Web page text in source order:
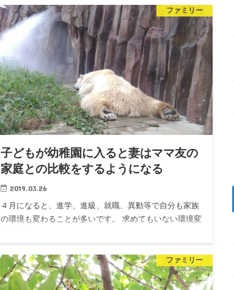
ファミリー
子どもが幼稚園に入ると妻はママ友の
家庭との比較をするようになる
2019.03.26
４月になると、進学、進級、就職、異動等で自分も家族
の環境も変わることが多いです。 求めてもいない環境変
ファミリー